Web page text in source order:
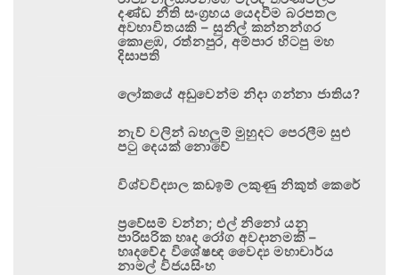
දණ්ඩ නීති සංග්‍රහය යෙදවීම බරපතල
අවභාවිතයකි – සුනිල් කන්නන්ගර
කොළඹ, රත්නපුර, අම්පාර හිටපු මහ
දිසාපති
ලෝකයේ අඩුවෙන්ම නිදා ගන්නා ජාතිය?
නැව් වලින් බහලුම් මුහුදට පෙරලීම සුළු
පටු දෙයක් නොවේ
විශ්වවිද්‍යාල කඩඉම් ලකුණු නිකුත් කෙරේ
ප්‍රවේසම් වන්න; එල් නිනෝ යනු
පාරිසරික හෘද රෝග අවදානමකි –
හෘදවේද විශේෂඥ වෛද්‍ය මහාචාර්ය
නාමල් විජයසිංහ